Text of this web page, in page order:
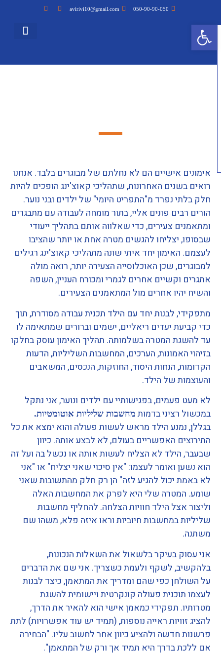
050-90-90-050
avirivi10@gmail.com
אימונים אישיים הם לא נחלתם של מבוגרים בלבד. אנחנו
רואים בשנים האחרונות, שתהליכי קאוצ'ינג הופכים להיות
חלק בלתי נפרד מ"התפריט היומי" של ילדים ובני נוער.
הורים רבים פונים אליי, בתור מומחה לעבודה עם מתבגרים
ומתאמנים צעירים, כדי שאלווה אותם בתהליך ייעודי
שבסופו, יצליחו להגשים מטרה אחת או יותר שהציבו
לעצמם. האימון יחד איתי שונה מתהליכי קאוצ'ינג רגילים
למבוגרים, שכן האוכלוסייה הצעירה יותר, רואה מולה
אתגרים וקשיים אחרים לגמרי ומכורח העניין, השפה
והשיח יהיו אחרים מול המתאמנים הצעירים.
מתפקידי, לבנות יחד עם הילד תכנית עבודה מסודרת, תוך
כדי קביעת יעדים ריאליים, ישמים וברורים שמתאימה לו
עד להשגת המטרה בשלמותה. תהליך האימון עוסק בחלקו
בזיהוי האמונות, הערכים, המחשבות השליליות, הדעות
הקדומות, הנחות היסוד, החוזקות, הנכסים, המשאבים
והעוצמות של הילד.
לא מעט פעמים, בפגישותיי עם ילדים ונוער, אני נתקל
במכשול רציני בדמותמחשבות שליליות אוטומטיות.
בגללן, נמנע הילד מראש לעשות פעולה והוא ימצא את כל
התירוצים האפשריים בעולם, לא לבצע אותה. כיוון
שבעבר, הילד לא הצליח לעשות אותה או נכשל בה ועל זה
הוא נשען ואומר לעצמו: "אין סיכוי שאני יצליח" או "אני
לא באמת יכול להגיע לזה" הן רק חלק מהתשובות שאני
שומע. המטרה שלי היא לפרק את המחשבות האלה
וליצור אצל הילד חוויות הצלחה. להחליף מחשבות
שליליות במחשבות חיוביות וראו איזה פלא, משהו שם
משתנה.
אני עסוק בעיקר בלשאול את השאלות הנכונות,
בלהקשיב, לשקף ולעמת כשצריך. אני שם את הדברים
על השולחן כפי שהם ומדריך את המתאמן, כיצד לבנות
לעצמו תוכנית פעולה קונקרטית ויישומית להשגת
מטרותיו. תפקידי כמאמן אישי הוא להאיר את הדרך,
להציג זוויות ראייה נוספות, (תמיד יש עוד אפשרויות) לתת
פרשנות חדשה ולהציע כיוון אחר לחשוב עליו. "הבחירה
אם ללכת בדרך היא תמיד אך ורק של המתאמן".
פתח סרגל נגישות